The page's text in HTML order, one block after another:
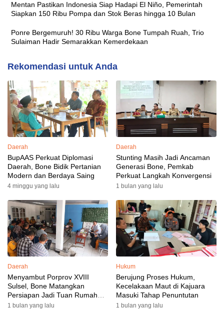
Mentan Pastikan Indonesia Siap Hadapi El Niño, Pemerintah
Siapkan 150 Ribu Pompa dan Stok Beras hingga 10 Bulan
Ponre Bergemuruh! 30 Ribu Warga Bone Tumpah Ruah, Trio
Sulaiman Hadir Semarakkan Kemerdekaan
Rekomendasi untuk Anda
Daerah
BupAAS Perkuat Diplomasi
Daerah, Bone Bidik Pertanian
Modern dan Berdaya Saing
4 minggu yang lalu
Daerah
Stunting Masih Jadi Ancaman
Generasi Bone, Pemkab
Perkuat Langkah Konvergensi
1 bulan yang lalu
Daerah
Menyambut Porprov XVIII
Sulsel, Bone Matangkan
Persiapan Jadi Tuan Rumah
yang Berkesan: Wakil Bupati
1 bulan yang lalu
Hukum
Berujung Proses Hukum,
Kecelakaan Maut di Kajuara
Masuki Tahap Penuntutan
1 bulan yang lalu